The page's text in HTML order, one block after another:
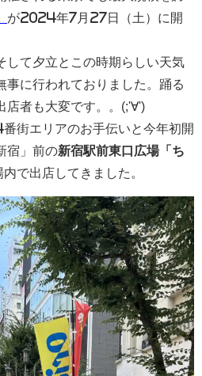
が2024年7月27日（土）に開
して夕立とこの時期らしい天気
事に行われておりました。踊る
店者も大変です。。(;'∀')
街エリアのお手伝いと今年初開
宿」前の新宿駅前東口広場「ち
内で出店してきました。